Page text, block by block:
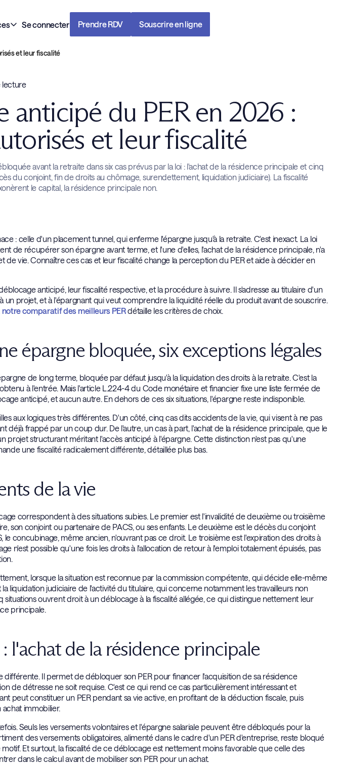
Se connecter Prendre RDV Souscrire en ligne
et leur fiscalité
lecture
anticipé du PER en 2026 :
et leur fiscalité
avant la retraite dans six cas prévus par la loi : l'achat de la résidence principale et cinq
du conjoint, fin de droits au chômage, surendettement, liquidation judiciaire). La fiscalité
le capital, la résidence principale non.
: celle d'un placement tunnel, qui enferme l'épargne jusqu'à la retraite. C'est inexact. La loi
de récupérer son épargne avant terme, et l'une d'elles, l'achat de la résidence principale, n'a
de vie. Connaître ces cas et leur fiscalité change la perception du PER et aide à décider en
anticipé, leur fiscalité respective, et la procédure à suivre. Il s'adresse au titulaire d'un
un projet, et à l'épargnant qui veut comprendre la liquidité réelle du produit avant de souscrire.
notre comparatif des meilleurs PERdétaille les critères de choix.
épargne bloquée, six exceptions légales
de long terme, bloquée par défaut jusqu'à la liquidation des droits à la retraite. C'est la
à l'entrée. Mais l'article L.224-4 du Code monétaire et financier fixe une liste fermée de
anticipé, et aucun autre. En dehors de ces six situations, l'épargne reste indisponible.
aux logiques très différentes. D'un côté, cinq cas dits accidents de la vie, qui visent à ne pas
déjà frappé par un coup dur. De l'autre, un cas à part, l'achat de la résidence principale, que le
projet structurant méritant l'accès anticipé à l'épargne. Cette distinction n'est pas qu'une
une fiscalité radicalement différente, détaillée plus bas.
de la vie
correspondent à des situations subies. Le premier est l'invalidité de deuxième ou troisième
son conjoint ou partenaire de PACS, ou ses enfants. Le deuxième est le décès du conjoint
le concubinage, même ancien, n'ouvrant pas ce droit. Le troisième est l'expiration des droits à
n'est possible qu'une fois les droits à l'allocation de retour à l'emploi totalement épuisés, pas
lorsque la situation est reconnue par la commission compétente, qui décide elle-même
liquidation judiciaire de l'activité du titulaire, qui concerne notamment les travailleurs non
situations ouvrent droit à un déblocage à la fiscalité allégée, ce qui distingue nettement leur
principale.
l'achat de la résidence principale
différente. Il permet de débloquer son PER pour financer l'acquisition de sa résidence
de détresse ne soit requise. C'est ce qui rend ce cas particulièrement intéressant et
peut constituer un PER pendant sa vie active, en profitant de la déduction fiscale, puis
immobilier.
Seuls les versements volontaires et l'épargne salariale peuvent être débloqués pour la
des versements obligatoires, alimenté dans le cadre d'un PER d'entreprise, reste bloqué
Et surtout, la fiscalité de ce déblocage est nettement moins favorable que celle des
dans le calcul avant de mobiliser son PER pour un achat.